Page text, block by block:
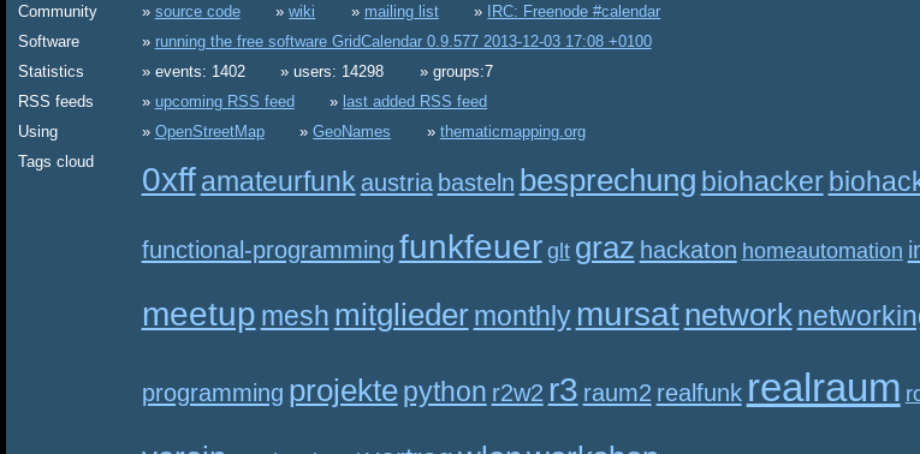
Community
source code wiki mailing list
IRC: Freenode #calendar
Software
running the free software GridCalendar 0.9.577 2013-12-03 17:08 +0100
Statistics
events: 1402 users: 14298
groups:7
RSS feeds
upcoming RSS feed
last added RSS feed
Using
OpenStreetMap GeoNames
thematicmapping.org
Tags cloud
0xff amateurfunk austria basteln besprechung biohacker
functional-programming funkfeuer glt graz hackaton homeautomation
meetup mesh mitglieder monthly mursatnetwork
programming projekte python r2w2 r3 raum2 realfunk realraum